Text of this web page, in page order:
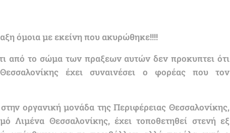
όμοια με εκείνη που ακυρώθηκε!!!!
από το σώμα των πραξεων αυτών δεν προκυπτει ότι
έχει συναινέσει ο φορέας που τον
οργανική μονάδα της Περιφέρειας Θεσσαλονίκης,
Λιμένα Θεσσαλονίκης, έχει τοποθετηθεί στενή εξ